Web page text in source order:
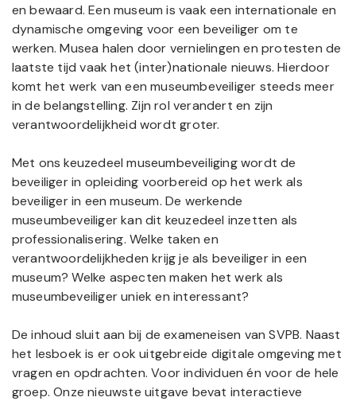
en bewaard. Een museum is vaak een internationale en
dynamische omgeving voor een beveiliger om te
werken. Musea halen door vernielingen en protesten de
laatste tijd vaak het (inter)nationale nieuws. Hierdoor
komt het werk van een museumbeveiliger steeds meer
in de belangstelling. Zijn rol verandert en zijn
verantwoordelijkheid wordt groter.
Met ons keuzedeel museumbeveiliging wordt de
beveiliger in opleiding voorbereid op het werk als
beveiliger in een museum. De werkende
museumbeveiliger kan dit keuzedeel inzetten als
professionalisering. Welke taken en
verantwoordelijkheden krijg je als beveiliger in een
museum? Welke aspecten maken het werk als
museumbeveiliger uniek en interessant?
De inhoud sluit aan bij de exameneisen van SVPB. Naast
het lesboek is er ook uitgebreide digitale omgeving met
vragen en opdrachten. Voor individuen én voor de hele
groep. Onze nieuwste uitgave bevat interactieve